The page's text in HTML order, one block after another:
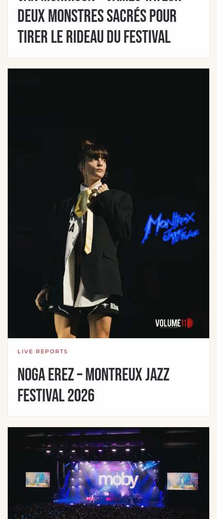
Deux monstres sacrés pour
tirer le rideau du festival
LIVE REPORTS
Noga Erez – Montreux Jazz
Festival 2026